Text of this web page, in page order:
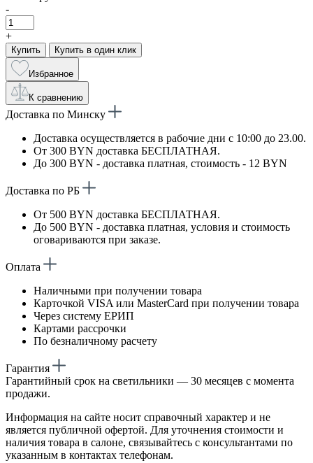
-
+
Купить Купить в один клик
Избранное
К сравнению
Доставка по Минску
Доставка осуществляется в рабочие дни с 10:00 до 23.00.
От 300 BYN доставка БЕСПЛАТНАЯ.
До 300 BYN - доставка платная, стоимость - 12 BYN
Доставка по РБ
От 500 BYN доставка БЕСПЛАТНАЯ.
До 500 BYN - доставка платная, условия и стоимость
оговариваются при заказе.
Оплата
Наличными при получении товара
Карточкой VISA или MasterCard при получении товара
Через систему ЕРИП
Картами рассрочки
По безналичному расчету
Гарантия
Гарантийный срок на светильники — 30 месяцев с момента
продажи.
Информация на сайте носит справочный характер и не
является публичной офертой. Для уточнения стоимости и
наличия товара в салоне, связывайтесь с консультантами по
указанным в контактах телефонам.